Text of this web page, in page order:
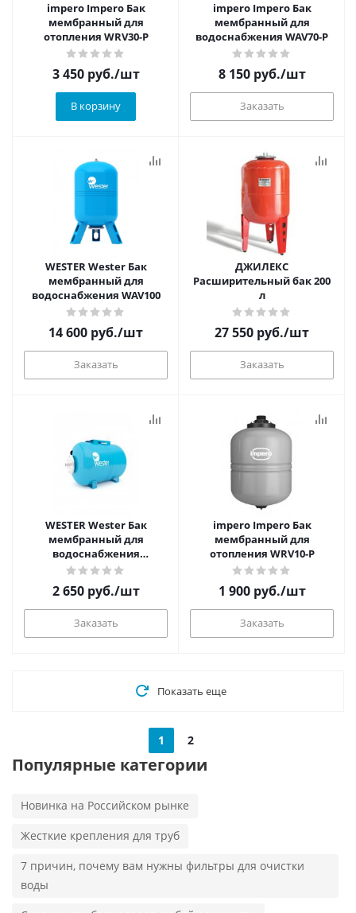
impero Impero Бак
мембранный для
отопления WRV30-P
3 450руб./шт
В корзину
impero Impero Бак
мембранный для
водоснабжения WAV70-P
8 150руб./шт
Заказать
WESTER Wester Бак
мембранный для
водоснабжения WAV100
14 600 руб./шт
Заказать
ДЖИЛЕКС
Расширительный бак 200
л
27 550 руб./шт
Заказать
WESTER Wester Бак
мембранный для
водоснабжения
горизонтальный WAO19
2 650руб./шт
Заказать
impero Impero Бак
мембранный для
отопления WRV10-P
1 900руб./шт
Заказать
Показать еще
1 2
Популярные категории
Новинка на Российском рынке
Жесткие крепления для труб
7 причин, почему вам нужны фильтры для очистки
воды